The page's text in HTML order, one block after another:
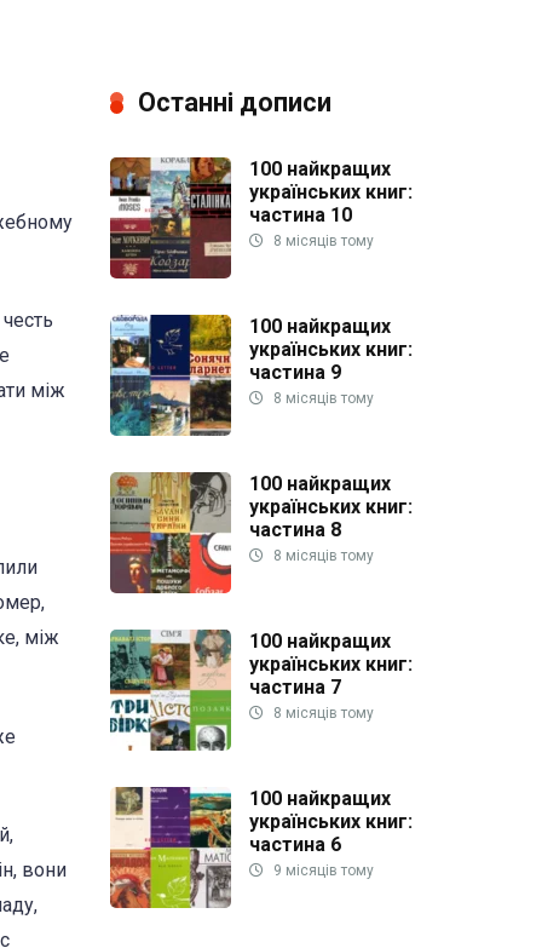
між
між
вони
Останні дописи
100 найкращих
українських книг:
частина 10
8 місяців тому
100 найкращих
українських книг:
частина 9
8 місяців тому
100 найкращих
українських книг:
частина 8
8 місяців тому
100 найкращих
українських книг:
частина 7
8 місяців тому
100 найкращих
українських книг:
частина 6
9 місяців тому